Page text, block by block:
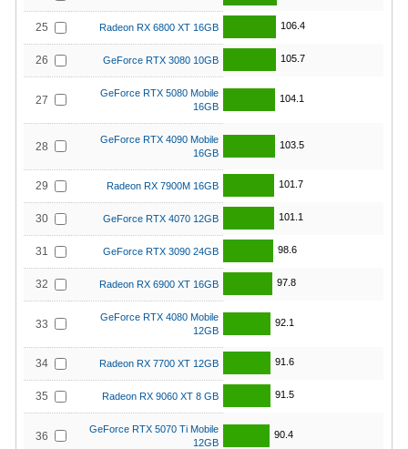
25 Radeon RX 6800 XT 16GB 106.4
26 GeForce RTX 3080 10GB 105.7
27
GeForce RTX 5080 Mobile
16GB
104.1
28
GeForce RTX 4090 Mobile
16GB
103.5
29 Radeon RX 7900M 16GB 101.7
30 GeForce RTX 4070 12GB 101.1
31 GeForce RTX 3090 24GB 98.6
32 Radeon RX 6900 XT 16GB 97.8
33
GeForce RTX 4080 Mobile
12GB
92.1
34 Radeon RX 7700 XT 12GB 91.6
35 Radeon RX 9060 XT 8 GB 91.5
36
GeForce RTX 5070 Ti Mobile
12GB
90.4